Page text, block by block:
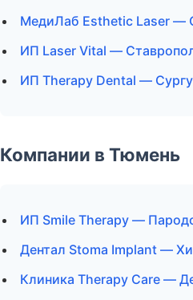
МедиЛаб Esthetic Laser —
ИП Laser Vital —
ИП Therapy Dental —
Компании в Тюмень
ИП Smile Therapy —
Дентал Stoma Implant —
Клиника Therapy Care —